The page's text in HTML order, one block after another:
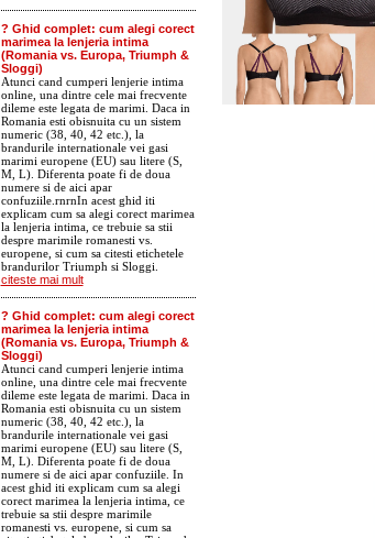
? Ghid complet: cum alegi corect
marimea la lenjeria intima
(Romania vs. Europa, Triumph &
Sloggi)
Atunci cand cumperi lenjerie intima
online, una dintre cele mai frecvente
dileme este legata de marimi. Daca in
Romania esti obisnuita cu un sistem
numeric (38, 40, 42 etc.), la
brandurile internationale vei gasi
marimi europene (EU) sau litere (S,
M, L). Diferenta poate fi de doua
numere si de aici apar
confuziile.rnrnIn acest ghid iti
explicam cum sa alegi corect marimea
la lenjeria intima, ce trebuie sa stii
despre marimile romanesti vs.
europene, si cum sa citesti etichetele
brandurilor Triumph si Sloggi.
citeste mai mult
? Ghid complet: cum alegi corect
marimea la lenjeria intima
(Romania vs. Europa, Triumph &
Sloggi)
Atunci cand cumperi lenjerie intima
online, una dintre cele mai frecvente
dileme este legata de marimi. Daca in
Romania esti obisnuita cu un sistem
numeric (38, 40, 42 etc.), la
brandurile internationale vei gasi
marimi europene (EU) sau litere (S,
M, L). Diferenta poate fi de doua
numere si de aici apar confuziile. In
acest ghid iti explicam cum sa alegi
corect marimea la lenjeria intima, ce
trebuie sa stii despre marimile
romanesti vs. europene, si cum sa